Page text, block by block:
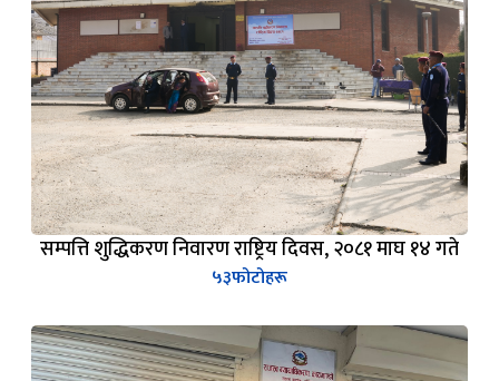
सम्पत्ति शुद्धिकरण निवारण राष्ट्रिय दिवस, २०८१ माघ १४ गते
५३फोटोहरू